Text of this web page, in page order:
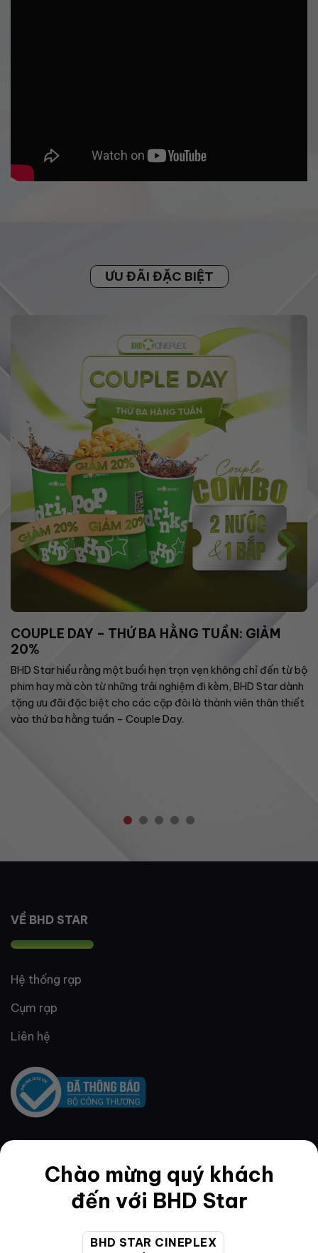
Chào mừng quý khách
đến với BHD Star
BHD STAR CINEPLEX
ƯU ĐÃI ĐẶC BIỆT
COUPLE DAY – THỨ BA HẰNG TUẦN: GIẢM
20%
BHD Star hiểu rằng một buổi hẹn trọn vẹn không chỉ đến từ bộ
phim hay mà còn từ những trải nghiệm đi kèm, BHD Star dành
tặng ưu đãi đặc biệt cho các cặp đôi là thành viên thân thiết
vào thứ ba hằng tuần – Couple Day.
VỀ BHD STAR
Hệ thống rạp
Cụm rạp
Liên hệ
QUY ĐỊNH & ĐIỀU KHOẢN